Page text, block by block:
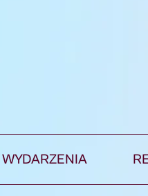
WYDARZENIA